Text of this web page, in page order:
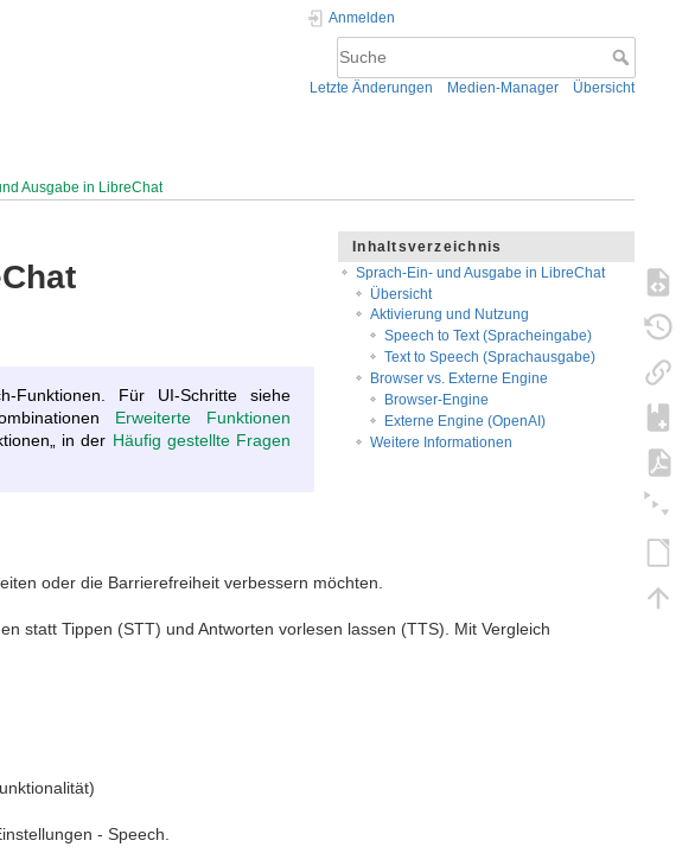
Anmelden
Letzte Änderungen Medien-Manager Übersicht
Ausgabe in LibreChat
Inhaltsverzeichnis
Sprach-Ein- und Ausgabe in LibreChat
Übersicht
Aktivierung und Nutzung
Speech to Text (Spracheingabe)
Text to Speech (Sprachausgabe)
Browser vs. Externe Engine
Browser-Engine
Externe Engine (OpenAI)
Weitere Informationen
Funktionen. Für UI-Schritte siehe
Erweiterte Funktionen
in der Häufig gestellte Fragen
oder die Barrierefreiheit verbessern möchten.
statt Tippen (STT) und Antworten vorlesen lassen (TTS). Mit Vergleich
- Speech.